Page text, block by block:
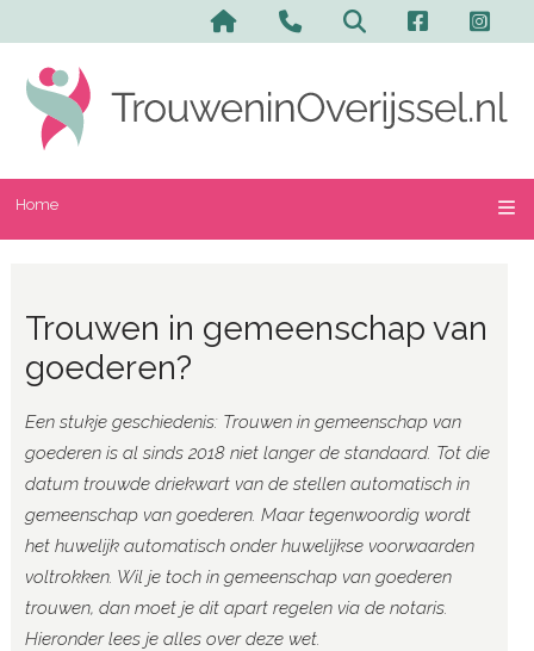
Home
Trouwen in gemeenschap van
goederen?
Een stukje geschiedenis: Trouwen in gemeenschap van
goederen is al sinds 2018 niet langer de standaard. Tot die
datum trouwde driekwart van de stellen automatisch in
gemeenschap van goederen. Maar tegenwoordig wordt
het huwelijk automatisch onder huwelijkse voorwaarden
voltrokken. Wil je toch in gemeenschap van goederen
trouwen, dan moet je dit apart regelen via de notaris.
Hieronder lees je alles over deze wet.